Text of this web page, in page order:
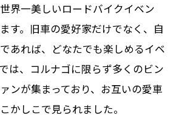
界一美しいロードバイクイベン
す。旧車の愛好家だけでなく、自
あれば、どなたでも楽しめるイベ
は、コルナゴに限らず多くのビン
ンが集まっており、お互いの愛車
かしこで見られました。